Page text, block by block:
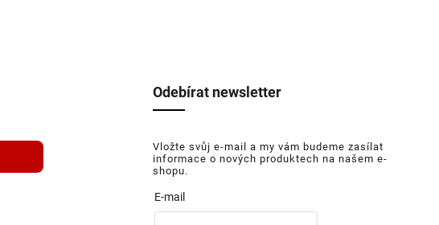
Odebírat newsletter
Vložte svůj e-mail a my vám budeme zasílat
informace o nových produktech na našem e-
shopu.
E-mail